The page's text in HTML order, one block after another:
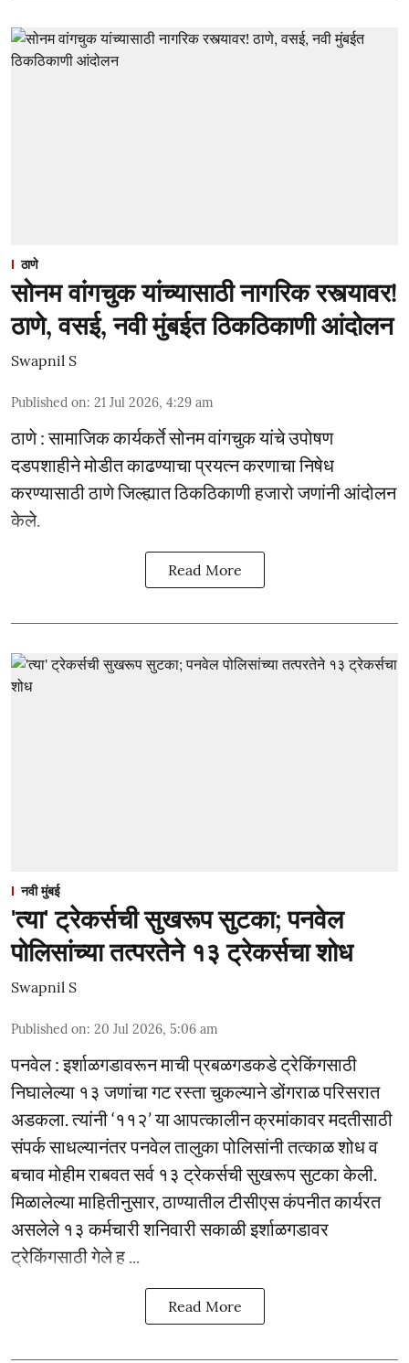
ठाणे
सोनम वांगचुक यांच्यासाठी नागरिक रस्त्यावर!
ठाणे, वसई, नवी मुंबईत ठिकठिकाणी आंदोलन
Swapnil S
Published on: 21 Jul 2026, 4:29 am
ठाणे : सामाजिक कार्यकर्ते सोनम वांगचुक यांचे उपोषण
दडपशाहीने मोडीत काढण्याचा प्रयत्न करणाचा निषेध
करण्यासाठी ठाणे जिल्ह्यात ठिकठिकाणी हजारो जणांनी आंदोलन
केले.
Read More
नवी मुंबई
'त्या' ट्रेकर्सची सुखरूप सुटका; पनवेल
पोलिसांच्या तत्परतेने १३ ट्रेकर्सचा शोध
Swapnil S
Published on: 20 Jul 2026, 5:06 am
पनवेल : इर्शाळगडावरून माची प्रबळगडकडे ट्रेकिंगसाठी
निघालेल्या १३ जणांचा गट रस्ता चुकल्याने डोंगराळ परिसरात
अडकला. त्यांनी ‘११२’ या आपत्कालीन क्रमांकावर मदतीसाठी
संपर्क साधल्यानंतर पनवेल तालुका पोलिसांनी तत्काळ शोध व
बचाव मोहीम राबवत सर्व १३ ट्रेकर्सची सुखरूप सुटका केली.
मिळालेल्या माहितीनुसार, ठाण्यातील टीसीएस कंपनीत कार्यरत
असलेले १३ कर्मचारी शनिवारी सकाळी इर्शाळगडावर
ट्रेकिंगसाठी गेले ह ...
Read More